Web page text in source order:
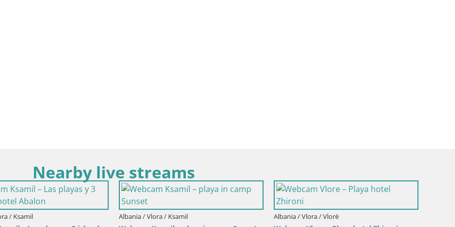
Nearby live streams
Albania / Vlora / Ksamil